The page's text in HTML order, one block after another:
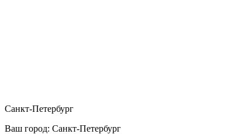
Санкт-Петербург
Ваш город: Санкт-Петербург